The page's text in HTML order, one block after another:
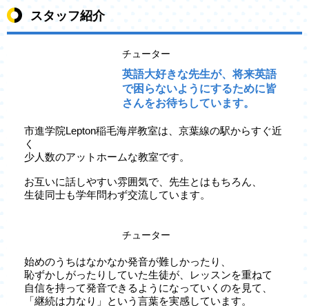
スタッフ紹介
チューター
英語大好きな先生が、将来英語
で困らないようにするために皆
さんをお待ちしています。
市進学院Lepton稲毛海岸教室は、京葉線の駅からすぐ近
く
少人数のアットホームな教室です。
お互いに話しやすい雰囲気で、先生とはもちろん、
生徒同士も学年問わず交流しています。
チューター
始めのうちはなかなか発音が難しかったり、
恥ずかしがったりしていた生徒が、レッスンを重ねて
自信を持って発音できるようになっていくのを見て、
「継続は力なり」という言葉を実感しています。